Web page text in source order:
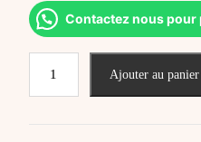
Contactez nous
Ajouter au panier